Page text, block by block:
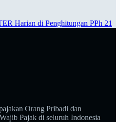
Harian di Penghitungan PPh 21
Orang Pribadi dan
Pajak di seluruh Indonesia